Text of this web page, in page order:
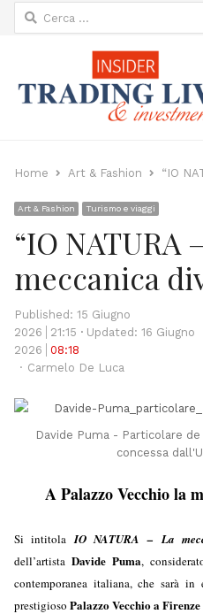
Ricerca
per:
Home Art & Fashion “IO
Art & Fashion Turismo e viaggi
“IO NATURA
meccanica
Published: 15 Giugno
2026
21:15
Updated: 16 Giugno
2026
08:18
Author
Carmelo De Luca
Davide Puma - Particolare
concessa
A Palazzo Vecchio la
Si intitolaIO NATURA – La
dell’artista Davide Puma,
contemporanea italiana, che sarà in
prestigioso Palazzo Vecchio a Firenze